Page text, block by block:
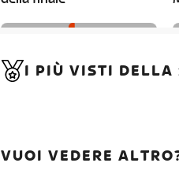
MasterChef 15, Carlotta è
I PIÙ VISTI DELLA
VUOI VEDERE